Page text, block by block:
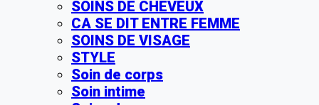
SOINS DE CHEVEUX
CA SE DIT ENTRE FEMME
SOINS DE VISAGE
STYLE
Soin de corps
Soin intime